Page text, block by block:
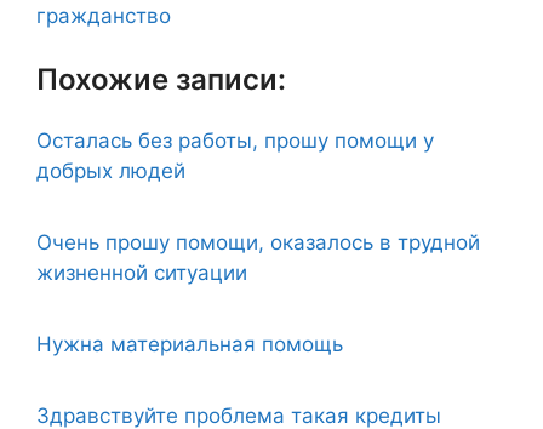
гражданство
Похожие записи:
Осталась без работы, прошу помощи у
добрых людей
Очень прошу помощи, оказалось в трудной
жизненной ситуации
Нужна материальная помощь
Здравствуйте проблема такая кредиты